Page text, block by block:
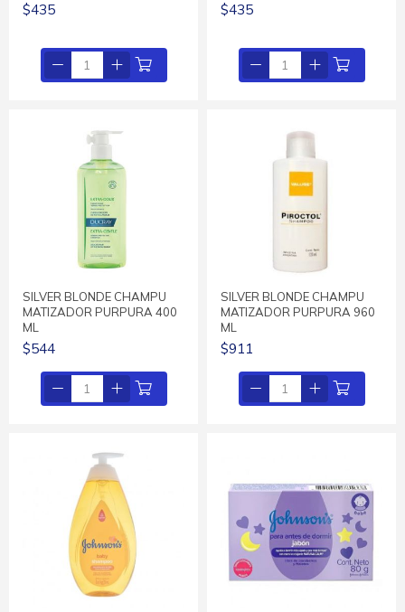
$435 $435
SILVER BLONDE CHAMPU
MATIZADOR PURPURA 400
ML
$544
SILVER BLONDE CHAMPU
MATIZADOR PURPURA 960
ML
$911